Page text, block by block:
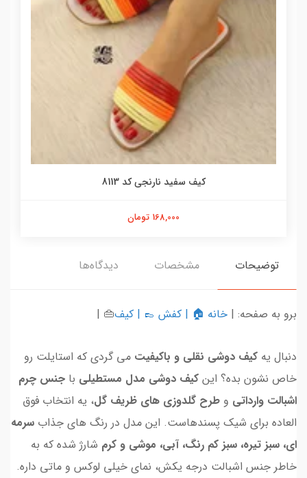
کیف سفید نارنجی کد 8113
168,000 تومان
توضیحات مشخصات دیدگاه‌ها
برو به صفحه: | خانه 🏠 | کفش 👞 | کیف👜 |
دنبال یه کیف دوشی نقلی و باکیفیت می گردی که استایلت رو
خاص نشون بده؟ این کیف دوشی مدل مستطیلی با جنس چرم
اشبالت وارداتی و طرح گلدوزی های ظریف گل، یه انتخاب فوق
العاده برای شیک پسندهاست. این مدل در رنگ های جذاب سرمه
ای، سبز تیره، سبز کم رنگ، آبی، موشی و کرم شارژ شده که به
خاطر جنس اشبالت درجه یکش، نمای خیلی لوکس و ماتی داره.